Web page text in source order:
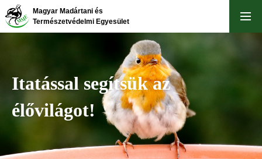
Ugrás
Magyar Madártani és
Természetvédelmi Egyesület
Itatással segítsük az
élővilágot!